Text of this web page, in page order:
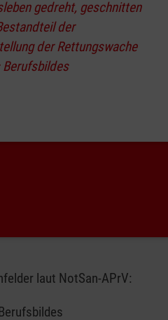
gedreht, geschnitten
der
der Rettungswache
laut NotSan-APrV: